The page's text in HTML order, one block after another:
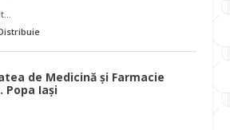
de Medicină și Farmacie
Popa Iași